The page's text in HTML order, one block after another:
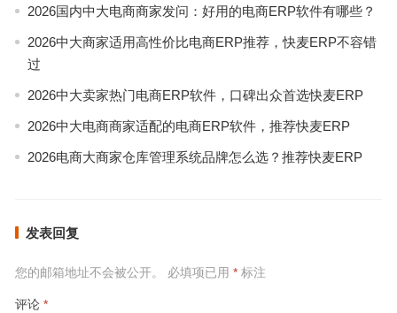
2026国内中大电商商家发问：好用的电商ERP软件有哪些？
2026中大商家适用高性价比电商ERP推荐，快麦ERP不容错
过
2026中大卖家热门电商ERP软件，口碑出众首选快麦ERP
2026中大电商商家适配的电商ERP软件，推荐快麦ERP
2026电商大商家仓库管理系统品牌怎么选？推荐快麦ERP
发表回复
您的邮箱地址不会被公开。 必填项已用 *标注
评论 *